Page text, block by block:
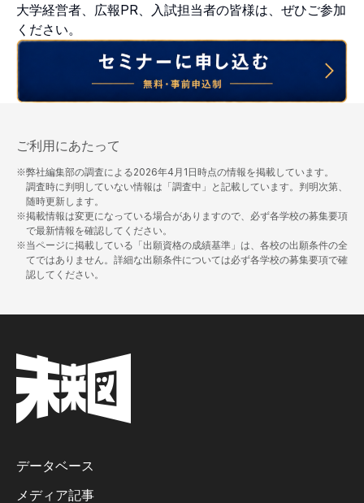
大学経営者、広報PR、入試担当者の皆様は、ぜひご参加
ください。
ご利用にあたって
※弊社編集部の調査による2026年4月1日時点の情報を掲載しています。
調査時に判明していない情報は「調査中」と記載しています。判明次第、
随時更新します。
※掲載情報は変更になっている場合がありますので、必ず各学校の募集要項
で最新情報を確認してください。
※当ページに掲載している「出願資格の成績基準」は、各校の出願条件の全
てではありません。詳細な出願条件については必ず各学校の募集要項で確
認してください。
データベース
メディア記事